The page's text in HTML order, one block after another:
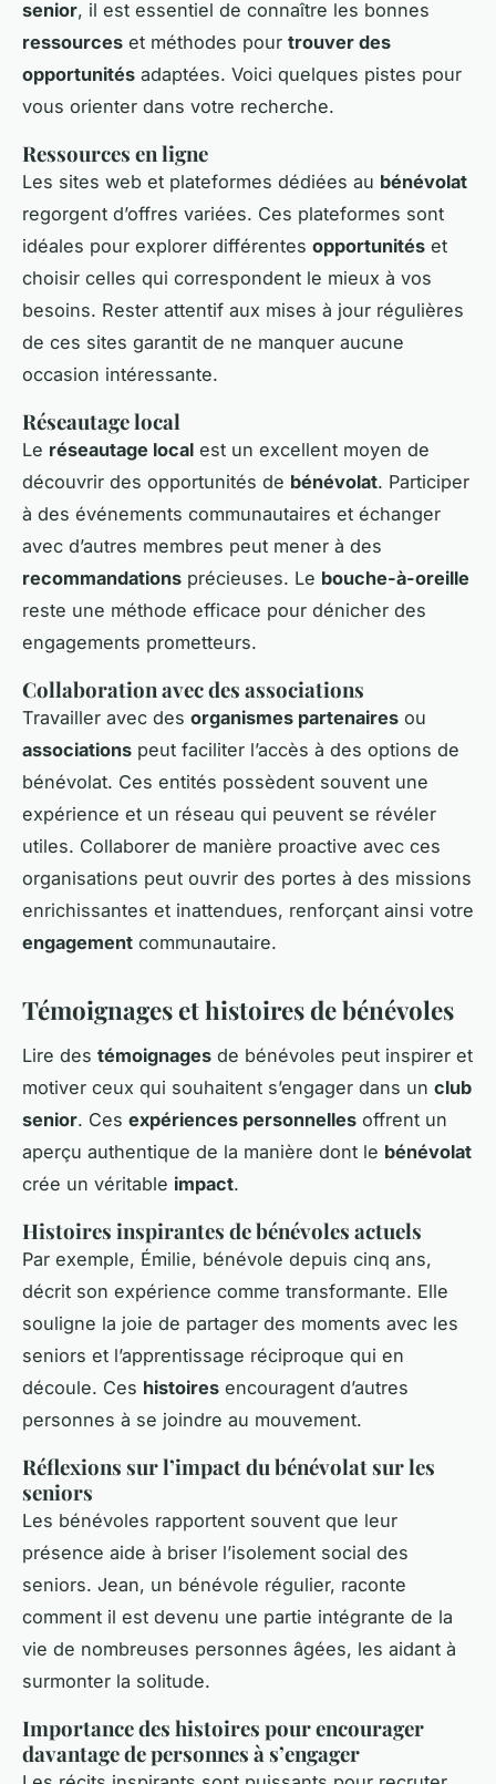
senior, il est essentiel de connaître les bonnes
ressources et méthodes pour trouver des
opportunités adaptées. Voici quelques pistes pour
vous orienter dans votre recherche.
Ressources en ligne
Les sites web et plateformes dédiées au bénévolat
regorgent d’offres variées. Ces plateformes sont
idéales pour explorer différentes opportunités et
choisir celles qui correspondent le mieux à vos
besoins. Rester attentif aux mises à jour régulières
de ces sites garantit de ne manquer aucune
occasion intéressante.
Réseautage local
Le réseautage local est un excellent moyen de
découvrir des opportunités de bénévolat. Participer
à des événements communautaires et échanger
avec d’autres membres peut mener à des
recommandations précieuses. Le bouche-à-oreille
reste une méthode efficace pour dénicher des
engagements prometteurs.
Collaboration avec des associations
Travailler avec des organismes partenaires ou
associations peut faciliter l’accès à des options de
bénévolat. Ces entités possèdent souvent une
expérience et un réseau qui peuvent se révéler
utiles. Collaborer de manière proactive avec ces
organisations peut ouvrir des portes à des missions
enrichissantes et inattendues, renforçant ainsi votre
engagement communautaire.
Témoignages et histoires de bénévoles
Lire des témoignages de bénévoles peut inspirer et
motiver ceux qui souhaitent s’engager dans un club
senior. Ces expériences personnelles offrent un
aperçu authentique de la manière dont le bénévolat
crée un véritable impact.
Histoires inspirantes de bénévoles actuels
Par exemple, Émilie, bénévole depuis cinq ans,
décrit son expérience comme transformante. Elle
souligne la joie de partager des moments avec les
seniors et l’apprentissage réciproque qui en
découle. Ces histoires encouragent d’autres
personnes à se joindre au mouvement.
Réflexions sur l’impact du bénévolat sur les
seniors
Les bénévoles rapportent souvent que leur
présence aide à briser l’isolement social des
seniors. Jean, un bénévole régulier, raconte
comment il est devenu une partie intégrante de la
vie de nombreuses personnes âgées, les aidant à
surmonter la solitude.
Importance des histoires pour encourager
davantage de personnes à s’engager